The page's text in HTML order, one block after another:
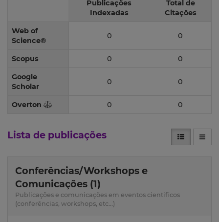
Publicações
Indexadas
Total de
Citações
Web of
Science®
0 0
Scopus 0 0
Google
Scholar
0 0
Overton 0 0
Lista de publicações
Conferências/Workshops e
Comunicações (1)
Publicações e comunicações em eventos científicos
(conferências, workshops, etc...)